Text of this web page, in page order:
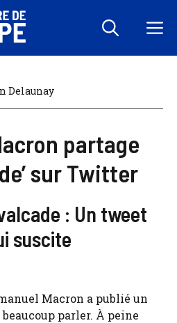
Delaunay
partage
sur Twitter
: Un tweet
suscite
Macron a publié un
parler. À peine